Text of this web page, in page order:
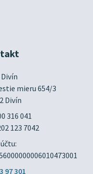
mieru 654/3
Divín
316 041
123 7042
97 301